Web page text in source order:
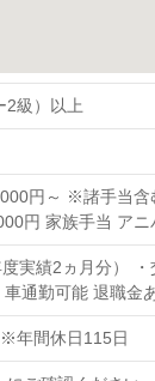
2級）以上
円～ ※諸手
円 家族手当 アニ
実績2ヵ月分）
通勤可能 退職金
年間休日115日